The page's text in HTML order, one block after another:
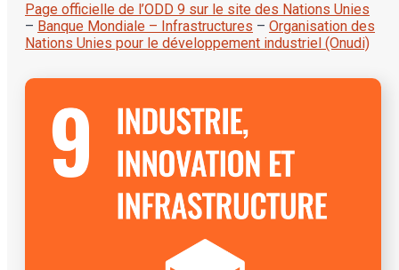
Page officielle de l’ODD 9 sur le site des Nations Unies
– Banque Mondiale – Infrastructures – Organisation des
Nations Unies pour le développement industriel (Onudi)